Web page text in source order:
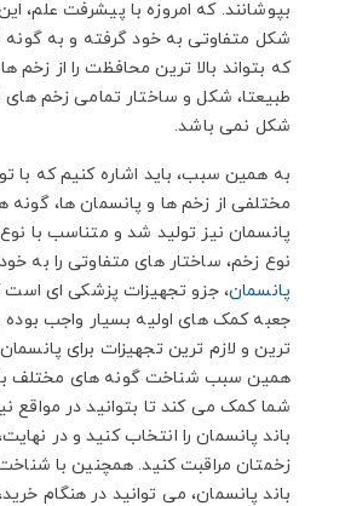
بپوشانند. که امروزه با پیشرفت علم،
شکل متفاوتی به خود گرفته و به
که بتواند بالا ترین محافظت را از زخم
طبیعتا، شکل و ساختار تمامی زخم
شکل نمی باشد.
به همین سبب، باید اشاره کنیم که با
مختلفی از زخم ها و پانسمان ها، گونه
پانسمان نیز تولید شد و متناسب با
نوع زخم، ساختار های متفاوتی را به
پانسمان، جزو تجهیزات پزشکی ای است
جعبه کمک های اولیه بسیار واجب بوده
ترین و لازم ترین تجهیزات برای
همین سبب شناخت گونه های مختلف
شما کمک می کند تا بتوانید در مواقع
باند پانسمان را انتخاب کنید و در
زخمتان مراقبت کنید. همچنین با
باند پانسمان، می توانید در هنگام